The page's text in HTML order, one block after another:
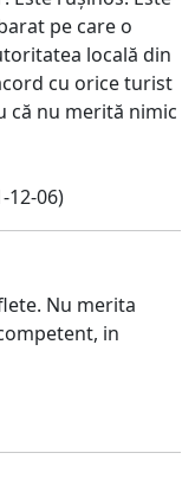
pe care o
locală din
cu orice turist
că nu merită nimic
12-06)
Nu merita
in